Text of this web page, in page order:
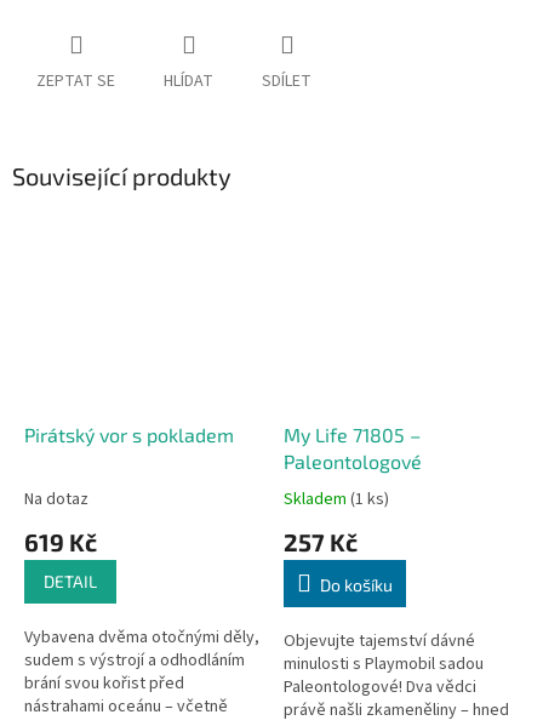
ZEPTAT SE HLÍDAT SDÍLET
Související produkty
Pirátský vor s pokladem
Na dotaz
619 Kč
DETAIL
Vybavena dvěma otočnými děly,
sudem s výstrojí a odhodláním
brání svou kořist před
nástrahami oceánu – včetně
My Life 71805 –
Paleontologové
Skladem (1 ks)
257 Kč
Do košíku
Objevujte tajemství dávné
minulosti s Playmobil sadou
Paleontologové! Dva vědci
právě našli zkameněliny – hned